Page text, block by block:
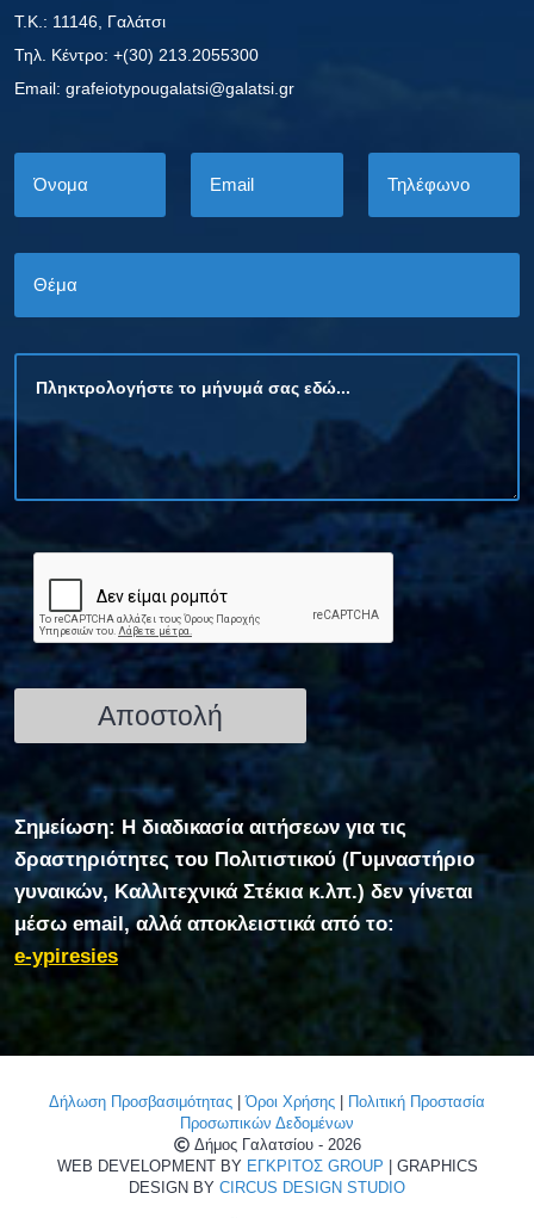
Τ.Κ.: 11146, Γαλάτσι
Τηλ. Κέντρο: +(30) 213.2055300
Εmail: grafeiotypougalatsi@galatsi.gr
Σημείωση: Η διαδικασία αιτήσεων για τις
δραστηριότητες του Πολιτιστικού (Γυμναστήριο
γυναικών, Καλλιτεχνικά Στέκια κ.λπ.) δεν γίνεται
μέσω email, αλλά αποκλειστικά από το:
e-ypiresies
Δήλωση Προσβασιμότητας |Όροι Χρήσης
Πολιτική Προστασία
Προσωπικών Δεδομένων
Δήμος Γαλατσίου - 2026
WEB DEVELOPMENT BY ΕΓΚΡΙΤΟΣ GROUP | GRAPHICS
DESIGN BY CIRCUS DESIGN STUDIO